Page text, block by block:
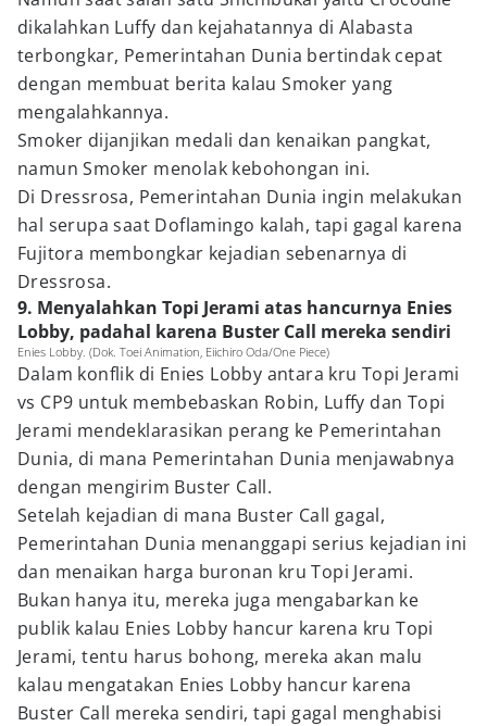
dikalahkan Luffy dan kejahatannya di Alabasta
terbongkar, Pemerintahan Dunia bertindak cepat
dengan membuat berita kalau Smoker yang
mengalahkannya.
Smoker dijanjikan medali dan kenaikan pangkat,
namun Smoker menolak kebohongan ini.
Di Dressrosa, Pemerintahan Dunia ingin melakukan
hal serupa saat Doflamingo kalah, tapi gagal karena
Fujitora membongkar kejadian sebenarnya di
Dressrosa.
9. Menyalahkan Topi Jerami atas hancurnya Enies
Lobby, padahal karena Buster Call mereka sendiri
Enies Lobby. (Dok. Toei Animation, Eiichiro Oda/One Piece)
Dalam konflik di Enies Lobby antara kru Topi Jerami
vs CP9 untuk membebaskan Robin, Luffy dan Topi
Jerami mendeklarasikan perang ke Pemerintahan
Dunia, di mana Pemerintahan Dunia menjawabnya
dengan mengirim Buster Call.
Setelah kejadian di mana Buster Call gagal,
Pemerintahan Dunia menanggapi serius kejadian ini
dan menaikan harga buronan kru Topi Jerami.
Bukan hanya itu, mereka juga mengabarkan ke
publik kalau Enies Lobby hancur karena kru Topi
Jerami, tentu harus bohong, mereka akan malu
kalau mengatakan Enies Lobby hancur karena
Buster Call mereka sendiri, tapi gagal menghabisi